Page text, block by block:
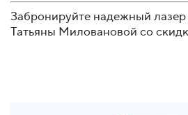
Забронируйте надежный лазер
Татьяны Миловановой со